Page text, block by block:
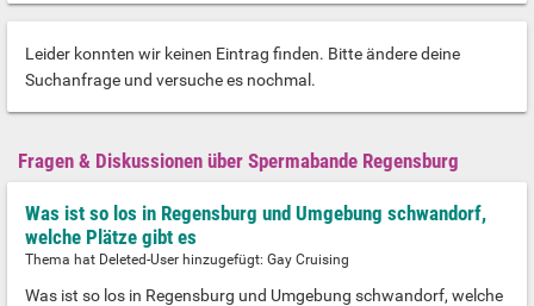
Leider konnten wir keinen Eintrag finden. Bitte ändere deine
Suchanfrage und versuche es nochmal.
Fragen & Diskussionen über Spermabande Regensburg
Was ist so los in Regensburg und Umgebung schwandorf,
welche Plätze gibt es
Thema hat Deleted-User hinzugefügt: Gay Cruising
Was ist so los in Regensburg und Umgebung schwandorf, welche